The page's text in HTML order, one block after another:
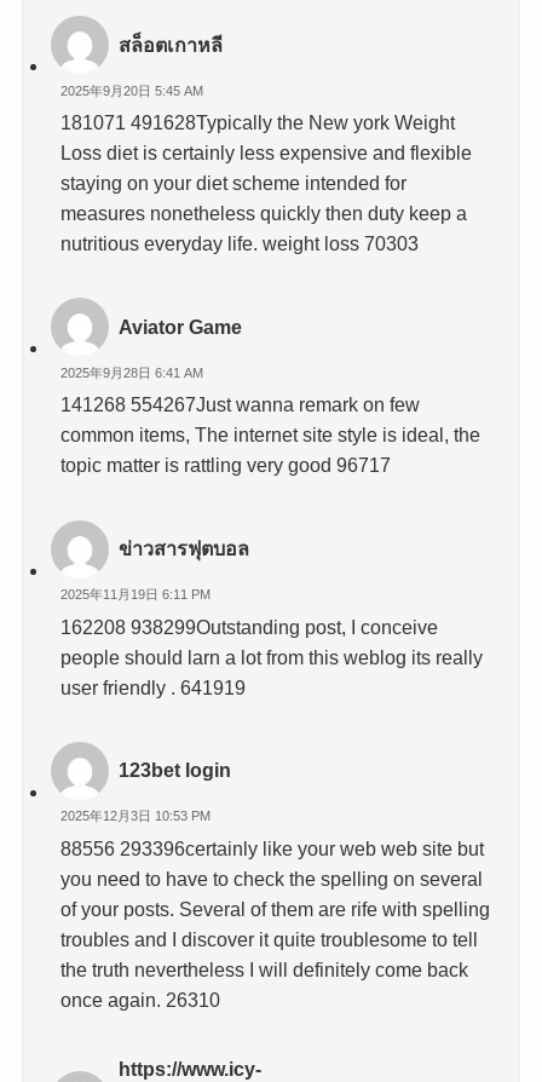
สล็อตเกาหลี
2025年9月20日 5:45 AM
181071 491628Typically the New york Weight
Loss diet is certainly less expensive and flexible
staying on your diet scheme intended for
measures nonetheless quickly then duty keep a
nutritious everyday life. weight loss 70303
Aviator Game
2025年9月28日 6:41 AM
141268 554267Just wanna remark on few
common items, The internet site style is ideal, the
topic matter is rattling very good 96717
ข่าวสารฟุตบอล
2025年11月19日 6:11 PM
162208 938299Outstanding post, I conceive
people should larn a lot from this weblog its really
user friendly . 641919
123bet login
2025年12月3日 10:53 PM
88556 293396certainly like your web web site but
you need to have to check the spelling on several
of your posts. Several of them are rife with spelling
troubles and I discover it quite troublesome to tell
the truth nevertheless I will definitely come back
once again. 26310
https://www.icy-